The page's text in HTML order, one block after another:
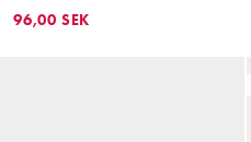
Hårbehandling för lockigt hår,
96,00 SEK